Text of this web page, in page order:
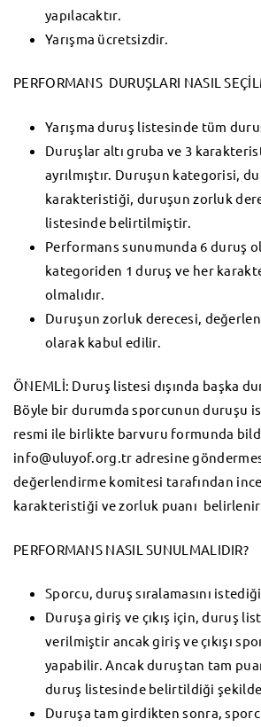
yapılacaktır.
Yarışma ücretsizdir.
PERFORMANS DURUŞLARI NASIL
Yarışma duruş listesinde tüm
Duruşlar altı gruba ve 3
ayrılmıştır. Duruşun kategorisi,
karakteristiği, duruşun zorluk
listesinde belirtilmiştir.
Performans sunumunda 6 duruş
kategoriden 1 duruş ve her
olmalıdır.
Duruşun zorluk derecesi,
olarak kabul edilir.
ÖNEMLİ: Duruş listesi dışında başka
Böyle bir durumda sporcunun duruşu
resmi ile birlikte barvuru formunda
info@uluyof.org.tr adresine
değerlendirme komitesi tarafından
karakteristiği ve zorluk puanı
PERFORMANS NASIL SUNULMALIDIR?
Sporcu, duruş sıralamasını
Duruşa giriş ve çıkış için, duruş
verilmiştir ancak giriş ve çıkışı
yapabilir. Ancak duruştan tam
duruş listesinde belirtildiği
Duruşa tam girdikten sonra,